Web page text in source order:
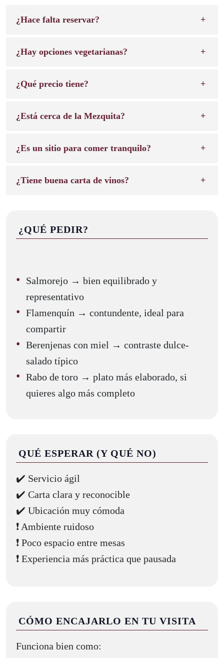
¿Hace falta reservar?
¿Hay opciones vegetarianas?
¿Qué precio tiene?
¿Está cerca de la Mezquita?
¿Es un sitio para comer tranquilo?
¿Tiene buena carta de vinos?
¿QUÉ PEDIR?
Salmorejo → bien equilibrado y
representativo
Flamenquín → contundente, ideal para
compartir
Berenjenas con miel → contraste dulce-
salado típico
Rabo de toro → plato más elaborado, si
quieres algo más completo
QUÉ ESPERAR (Y QUÉ NO)
✔️ Servicio ágil
✔️ Carta clara y reconocible
✔️ Ubicación muy cómoda
❗ Ambiente ruidoso
❗ Poco espacio entre mesas
❗ Experiencia más práctica que pausada
CÓMO ENCAJARLO EN TU VISITA
Funciona bien como: